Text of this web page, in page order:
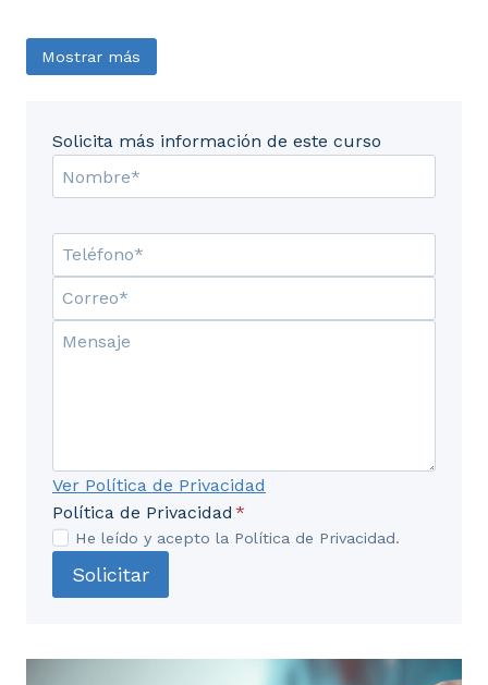
Mostrar más
Solicita más información de este curso
Ver Política de Privacidad
Política de Privacidad *
He leído y acepto la Política de Privacidad.
Solicitar